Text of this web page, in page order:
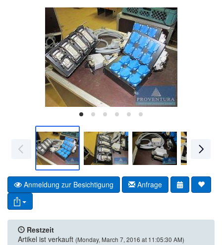
Anmeldung zur Besichtigung Anfrage
Restzeit
Artikel ist verkauft (Monday, March 7, 2016 at 11:05:30 AM)